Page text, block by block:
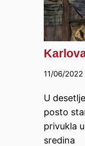
11/06/2022
U
posto
privukla
sredina